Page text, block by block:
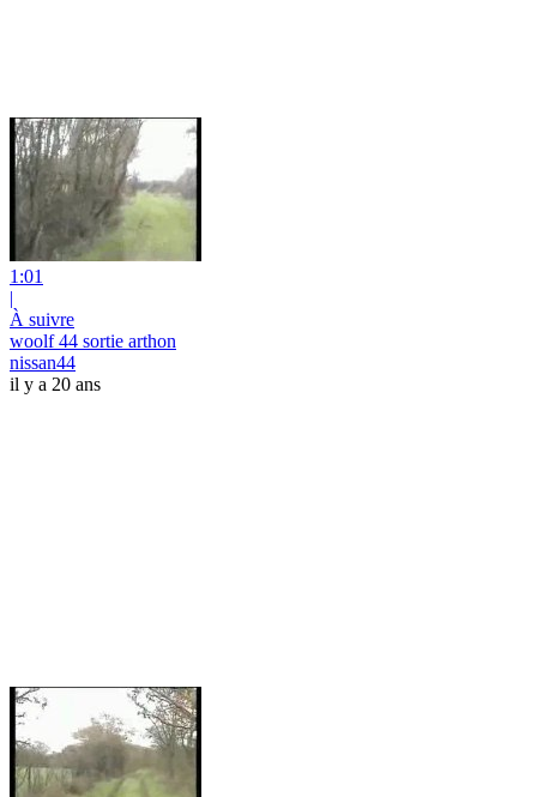
1:01
|
À suivre
woolf 44 sortie arthon
nissan44
il y a 20 ans